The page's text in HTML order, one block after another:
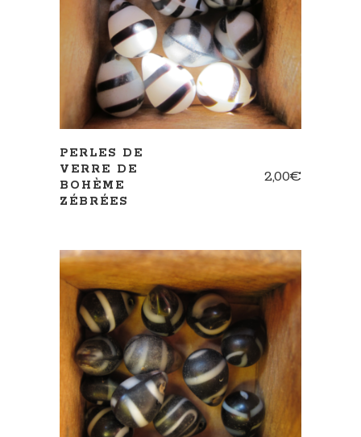
AJOUTER AU PANIER
PERLES DE
VERRE DE
BOHÈME
ZÉBRÉES
2,00€
AJOUTER AU PANIER